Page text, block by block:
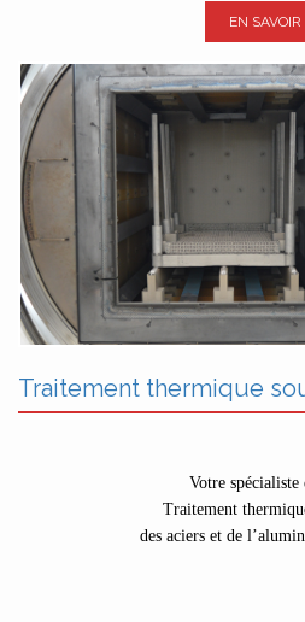
EN SAVOIR
Traitement thermique
Votre spécialiste
Traitement
des aciers et de